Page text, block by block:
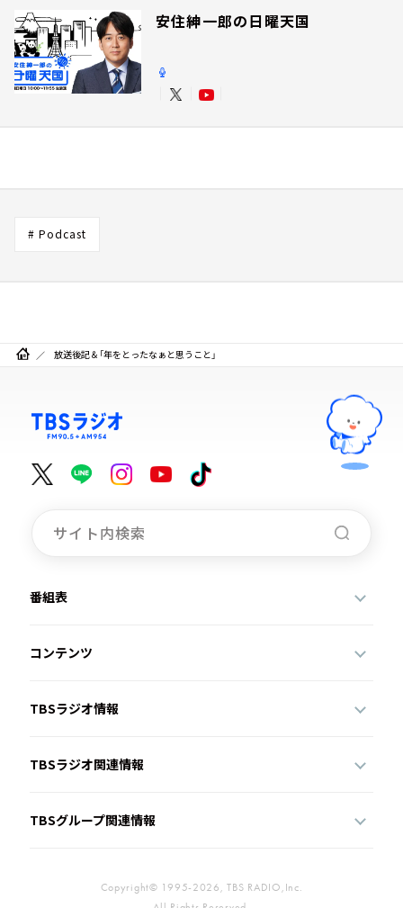
安住紳一郎の日曜天国
# Podcast
放送後記＆「年をとったなぁと思うこと」
番組表
コンテンツ
TBSラジオ情報
TBSラジオ関連情報
TBSグループ関連情報
Copyright© 1995-2026, TBS RADIO,Inc.